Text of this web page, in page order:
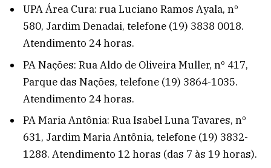
UPA Área Cura: rua Luciano Ramos Ayala, nº
580, Jardim Denadai, telefone (19) 3838 0018.
Atendimento 24 horas.
PA Nações: Rua Aldo de Oliveira Muller, nº 417,
Parque das Nações, telefone (19) 3864-1035.
Atendimento 24 horas.
PA Maria Antônia: Rua Isabel Luna Tavares, nº
631, Jardim Maria Antônia, telefone (19) 3832-
1288. Atendimento 12 horas (das 7 às 19 horas).